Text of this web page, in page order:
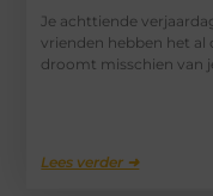
Je achttiende
vrienden hebben het al
droomt misschien van
Lees verder ➜